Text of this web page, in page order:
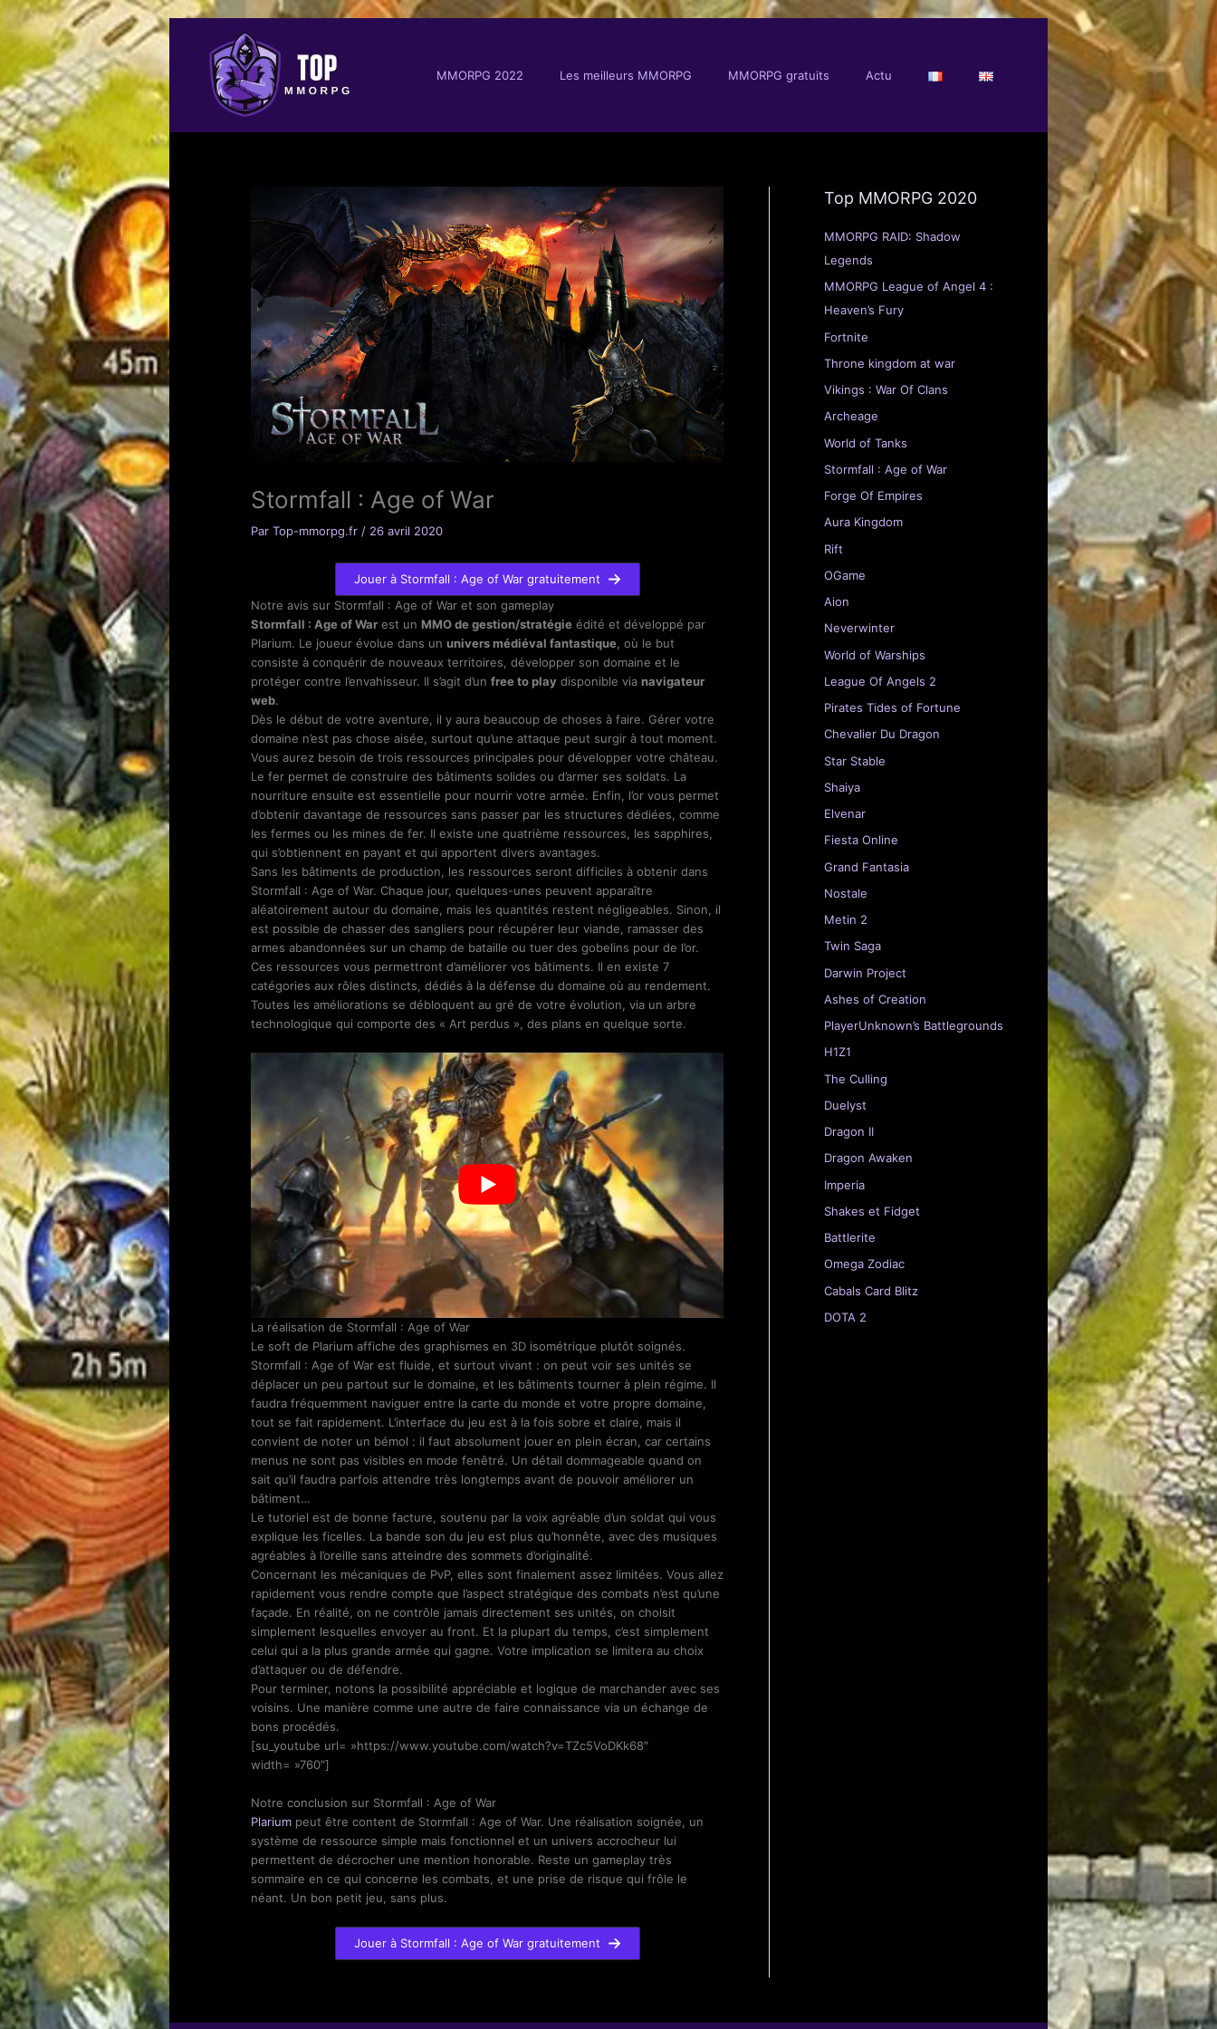
MMORPG 2022 Les meilleurs MMORPG MMORPG gratuits Actu
Stormfall : Age of War
Par Top-mmorpg.fr / 26 avril 2020
Jouer à Stormfall : Age of War gratuitement
Notre avis sur Stormfall : Age of War et son gameplay
Stormfall : Age of War est un MMO de gestion/stratégie édité et développé par
Plarium. Le joueur évolue dans un univers médiéval fantastique , où le but
consiste à conquérir de nouveaux territoires, développer son domaine et le
protéger contre l’envahisseur. Il s’agit d’un free to play disponible via navigateur
web.
Dès le début de votre aventure, il y aura beaucoup de choses à faire. Gérer votre
domaine n’est pas chose aisée, surtout qu’une attaque peut surgir à tout moment.
Vous aurez besoin de trois ressources principales pour développer votre château.
Le fer permet de construire des bâtiments solides ou d’armer ses soldats. La
nourriture ensuite est essentielle pour nourrir votre armée. Enfin, l’or vous permet
d’obtenir davantage de ressources sans passer par les structures dédiées, comme
les fermes ou les mines de fer. Il existe une quatrième ressources, les sapphires,
qui s’obtiennent en payant et qui apportent divers avantages.
Sans les bâtiments de production, les ressources seront difficiles à obtenir dans
Stormfall : Age of War. Chaque jour, quelques-unes peuvent apparaître
aléatoirement autour du domaine, mais les quantités restent négligeables. Sinon, il
est possible de chasser des sangliers pour récupérer leur viande, ramasser des
armes abandonnées sur un champ de bataille ou tuer des gobelins pour de l’or.
Ces ressources vous permettront d’améliorer vos bâtiments. Il en existe 7
catégories aux rôles distincts, dédiés à la défense du domaine où au rendement.
Toutes les améliorations se débloquent au gré de votre évolution, via un arbre
technologique qui comporte des « Art perdus », des plans en quelque sorte.
La réalisation de Stormfall : Age of War
Le soft de Plarium affiche des graphismes en 3D isométrique plutôt soignés.
Stormfall : Age of War est fluide, et surtout vivant : on peut voir ses unités se
déplacer un peu partout sur le domaine, et les bâtiments tourner à plein régime. Il
faudra fréquemment naviguer entre la carte du monde et votre propre domaine,
tout se fait rapidement. L’interface du jeu est à la fois sobre et claire, mais il
convient de noter un bémol : il faut absolument jouer en plein écran, car certains
menus ne sont pas visibles en mode fenêtré. Un détail dommageable quand on
sait qu’il faudra parfois attendre très longtemps avant de pouvoir améliorer un
bâtiment…
Le tutoriel est de bonne facture, soutenu par la voix agréable d’un soldat qui vous
explique les ficelles. La bande son du jeu est plus qu’honnête, avec des musiques
agréables à l’oreille sans atteindre des sommets d’originalité.
Concernant les mécaniques de PvP, elles sont finalement assez limitées. Vous allez
rapidement vous rendre compte que l’aspect stratégique des combats n’est qu’une
façade. En réalité, on ne contrôle jamais directement ses unités, on choisit
simplement lesquelles envoyer au front. Et la plupart du temps, c’est simplement
celui qui a la plus grande armée qui gagne. Votre implication se limitera au choix
d’attaquer ou de défendre.
Pour terminer, notons la possibilité appréciable et logique de marchander avec ses
voisins. Une manière comme une autre de faire connaissance via un échange de
bons procédés.
[su_youtube url= »https://www.youtube.com/watch?v=TZc5VoDKk68″
width= »760″]
Notre conclusion sur Stormfall : Age of War
Plarium peut être content de Stormfall : Age of War. Une réalisation soignée, un
système de ressource simple mais fonctionnel et un univers accrocheur lui
permettent de décrocher une mention honorable. Reste un gameplay très
sommaire en ce qui concerne les combats, et une prise de risque qui frôle le
néant. Un bon petit jeu, sans plus.
Jouer à Stormfall : Age of War gratuitement
Top MMORPG 2020
MMORPG RAID: Shadow
Legends
MMORPG League of Angel 4 :
Heaven’s Fury
Fortnite
Throne kingdom at war
Vikings : War Of Clans
Archeage
World of Tanks
Stormfall : Age of War
Forge Of Empires
Aura Kingdom
Rift
OGame
Aion
Neverwinter
World of Warships
League Of Angels 2
Pirates Tides of Fortune
Chevalier Du Dragon
Star Stable
Shaiya
Elvenar
Fiesta Online
Grand Fantasia
Nostale
Metin 2
Twin Saga
Darwin Project
Ashes of Creation
PlayerUnknown’s Battlegrounds
H1Z1
The Culling
Duelyst
Dragon II
Dragon Awaken
Imperia
Shakes et Fidget
Battlerite
Omega Zodiac
Cabals Card Blitz
DOTA 2